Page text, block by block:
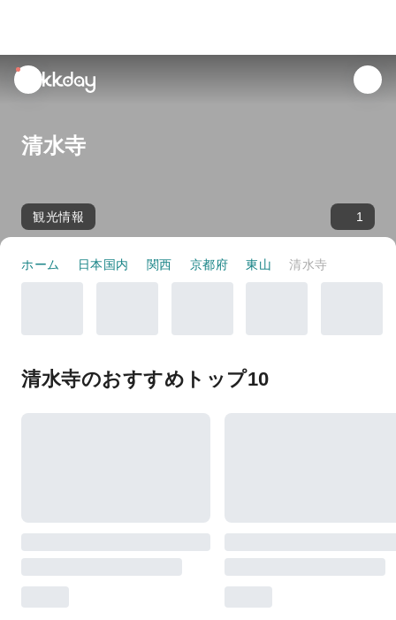
unread
notifications
清水寺
観光情報 1
ホーム 日本国内 関西 京都府 東山 清水寺
清水寺のおすすめトップ10